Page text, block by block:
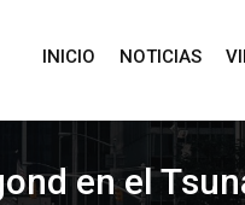
INICIO NOTICIAS
en el